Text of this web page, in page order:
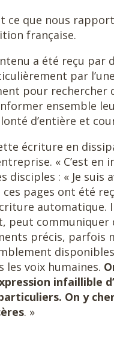
ce que nous
française.
a été reçu par
par l’une
pour
ensemble
d’entière et
écriture en
« C’est en
disciples : « Je suis
pages ont été
automatique.
peut communiquer
précis, parfois
les voix humaines.
infaillible
On y
. »